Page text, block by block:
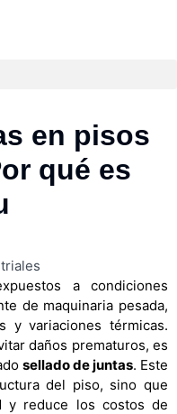
en pisos
qué es
a condiciones
de maquinaria pesada,
y variaciones térmicas.
daños prematuros, es
sellado de juntas. Este
del piso, sino que
y reduce los costos de